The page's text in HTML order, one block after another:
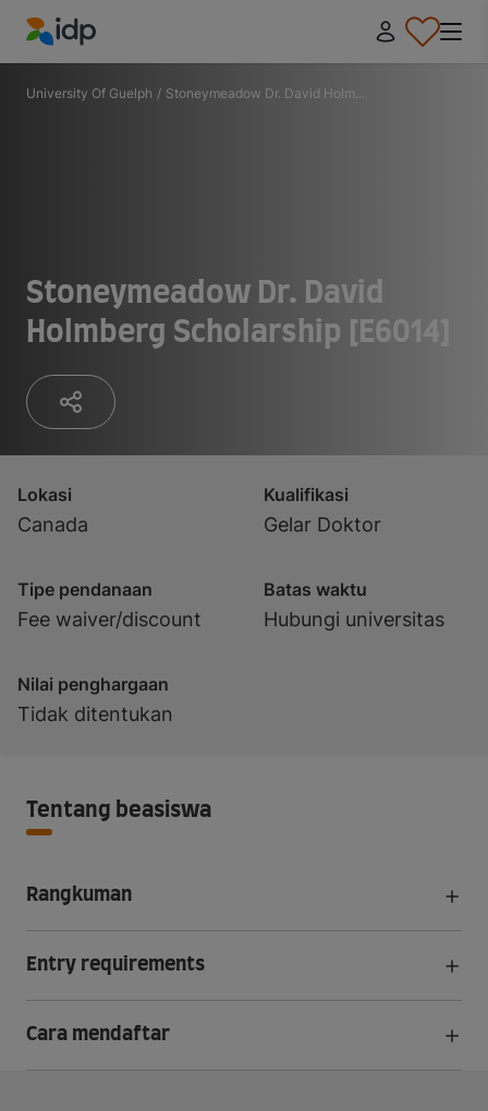
IDP Education
University Of Guelph / Stoneymeadow Dr. David Holm...
Stoneymeadow Dr. David
Holmberg Scholarship [E6014]
Lokasi
Canada
Kualifikasi
Gelar Doktor
Tipe pendanaan
Fee waiver/discount
Batas waktu
Hubungi universitas
Nilai penghargaan
Tidak ditentukan
Tentang beasiswa
Rangkuman
Entry requirements
Cara mendaftar